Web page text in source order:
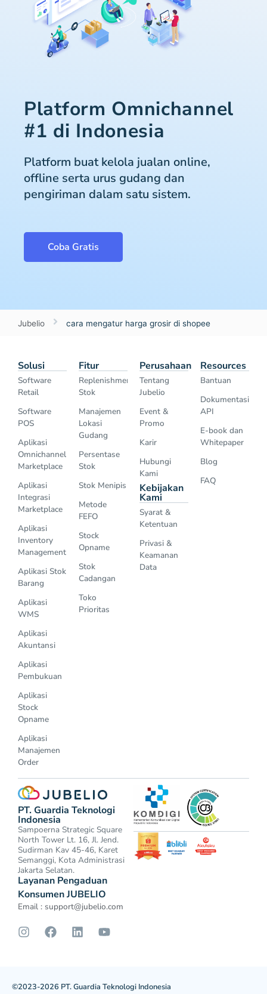
Platform Omnichannel
#1 di Indonesia
Platform buat kelola jualan online,
offline serta urus gudang dan
pengiriman dalam satu sistem.
Coba Gratis
Jubelio cara mengatur harga grosir di shopee
Solusi
Software
Retail
Software
POS
Aplikasi
Omnichannel
Marketplace
Aplikasi
Integrasi
Marketplace
Aplikasi
Inventory
Management
Aplikasi Stok
Barang
Aplikasi
WMS
Aplikasi
Akuntansi
Aplikasi
Pembukuan
Aplikasi
Stock
Opname
Aplikasi
Manajemen
Order
Fitur
Replenishment
Stok
Manajemen
Lokasi
Gudang
Persentase
Stok
Stok Menipis
Metode
FEFO
Stock
Opname
Stok
Cadangan
Toko
Prioritas
Perusahaan
Tentang
Jubelio
Event &
Promo
Karir
Hubungi
Kami
Kebijakan
Kami
Syarat &
Ketentuan
Privasi &
Keamanan
Data
Resources
Bantuan
Dokumentasi
API
E-book dan
Whitepaper
Blog
FAQ
PT. Guardia Teknologi
Indonesia
Sampoerna Strategic Square
North Tower Lt. 16, Jl. Jend.
Sudirman Kav 45-46, Karet
Semanggi, Kota Administrasi
Jakarta Selatan.
Layanan Pengaduan
Konsumen JUBELIO
Email : support@jubelio.com
©2023-2026 PT. Guardia Teknologi Indonesia